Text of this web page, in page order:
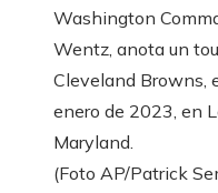
Washington
Wentz, anota un
Cleveland Browns,
enero de 2023, en
Maryland.
(Foto AP/Patrick